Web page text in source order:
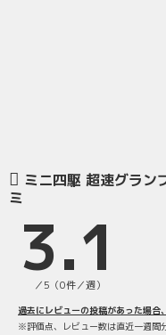
ミニ四駆 超速グラン
ミ
3.1
／5（0件／週）
過去にレビューの投稿があった場合
※評価点、レビュー数は直近一週間